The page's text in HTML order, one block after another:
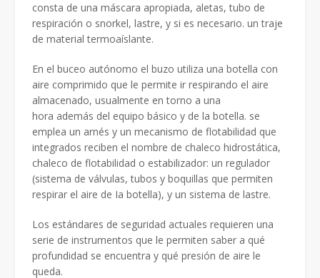
consta de una máscara apropiada, aletas, tubo de
respiración o snorkel, lastre, y si es necesario. un traje
de material termoaíslante.
En el buceo autónomo el buzo utiliza una botella con
aire comprimido que le permite ir respirando el aire
almacenado, usualmente en torno a una
hora además del equipo básico y de la botella. se
emplea un arnés y un mecanismo de flotabilidad que
integrados reciben el nombre de chaleco hidrostática,
chaleco de flotabilidad o estabilizador: un regulador
(sistema de válvulas, tubos y boquillas que permiten
respirar el aire de Ia botella), y un sistema de lastre.
Los estándares de seguridad actuales requieren una
serie de instrumentos que le permiten saber a qué
profundidad se encuentra y qué presión de aire le
queda.